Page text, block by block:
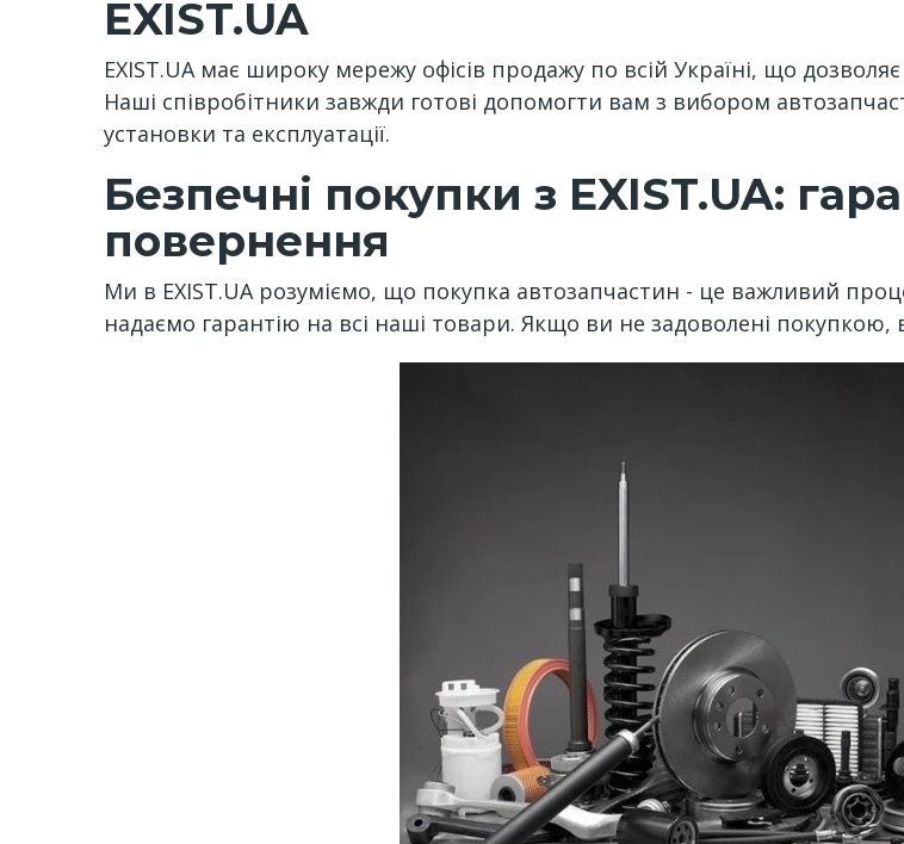
EXIST.UA
EXIST.UA має широку мережу офісів продажу по всій Україні, що
Наші співробітники завжди готові допомогти вам з вибором
установки та експлуатації.
Безпечні покупки з EXIST.UA:
повернення
Ми в EXIST.UA розуміємо, що покупка автозапчастин - це важливий
надаємо гарантію на всі наші товари. Якщо ви не задоволені